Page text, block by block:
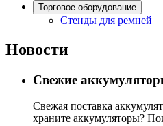
Торговое оборудование
Стенды для ремней
Новости
Свежие
Свежая поставка
храните аккумуляторы?